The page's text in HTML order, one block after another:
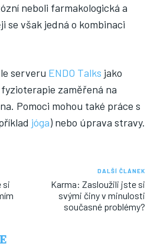
neboli farmakologická a
se však jedná o kombinaci
serveru ENDO Talks jako
zaměřená na
Pomoci mohou také práce s
jóga) nebo úprava stravy.
si
DALŠÍ ČLÁNEK
Karma: Zasloužili jste si
svými činy v minulosti
současné problémy?